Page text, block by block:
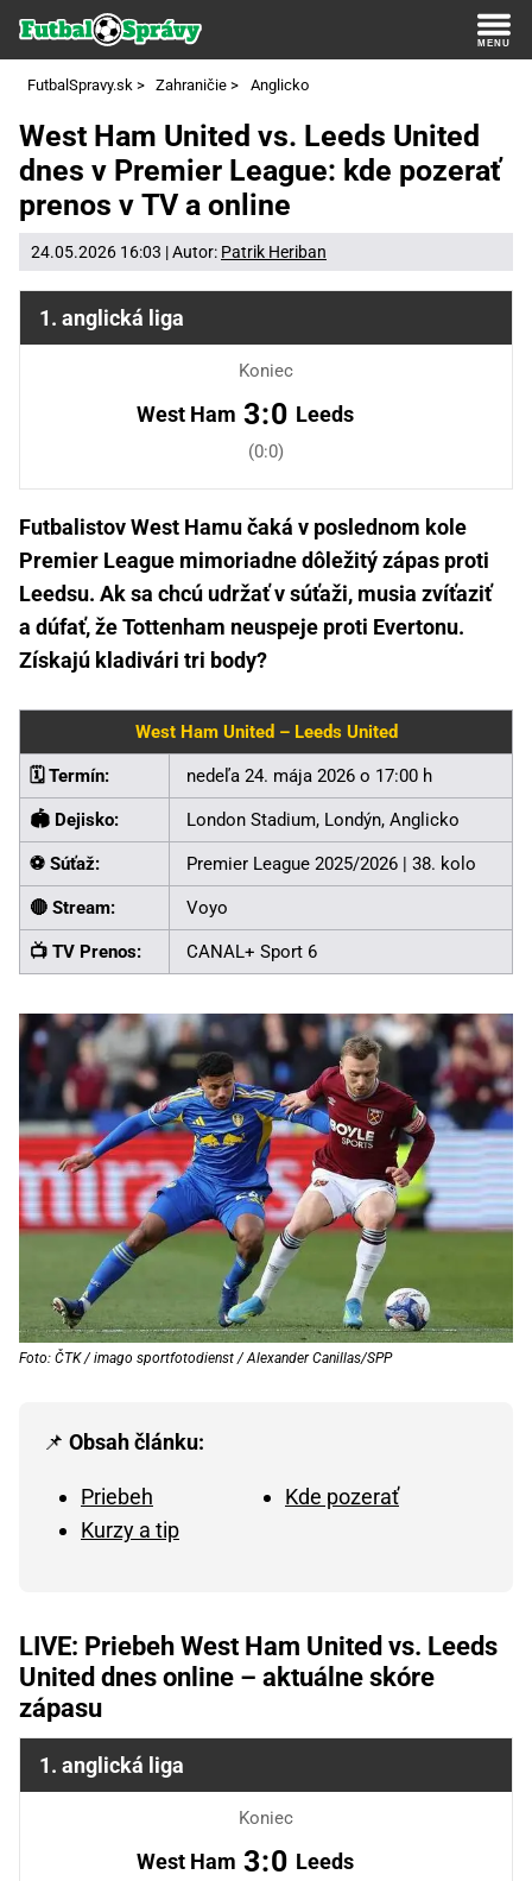
FutbalSpravy.sk > Zahraničie > Anglicko
West Ham United vs. Leeds United
dnes v Premier League: kde pozerať
prenos v TV a online
24.05.2026 16:03 | Autor: Patrik Heriban
1. anglická liga
Koniec
West Ham 3:0 Leeds
(0:0)
Futbalistov West Hamu čaká v poslednom kole
Premier League mimoriadne dôležitý zápas proti
Leedsu. Ak sa chcú udržať v súťaži, musia zvíťaziť
a dúfať, že Tottenham neuspeje proti Evertonu.
Získajú kladivári tri body?
West Ham United – Leeds United
🗓️ Termín: nedeľa 24. mája 2026 o 17:00 h
🏟️ Dejisko: London Stadium, Londýn, Anglicko
⚽ Súťaž: Premier League 2025/2026 | 38. kolo
🔴 Stream: Voyo
📺 TV Prenos: CANAL+ Sport 6
Foto: ČTK / imago sportfotodienst / Alexander Canillas/SPP
📌 Obsah článku:
Priebeh
Kde pozerať
Kurzy a tip
LIVE: Priebeh West Ham United vs. Leeds
United dnes online – aktuálne skóre
zápasu
1. anglická liga
Koniec
West Ham 3:0 Leeds